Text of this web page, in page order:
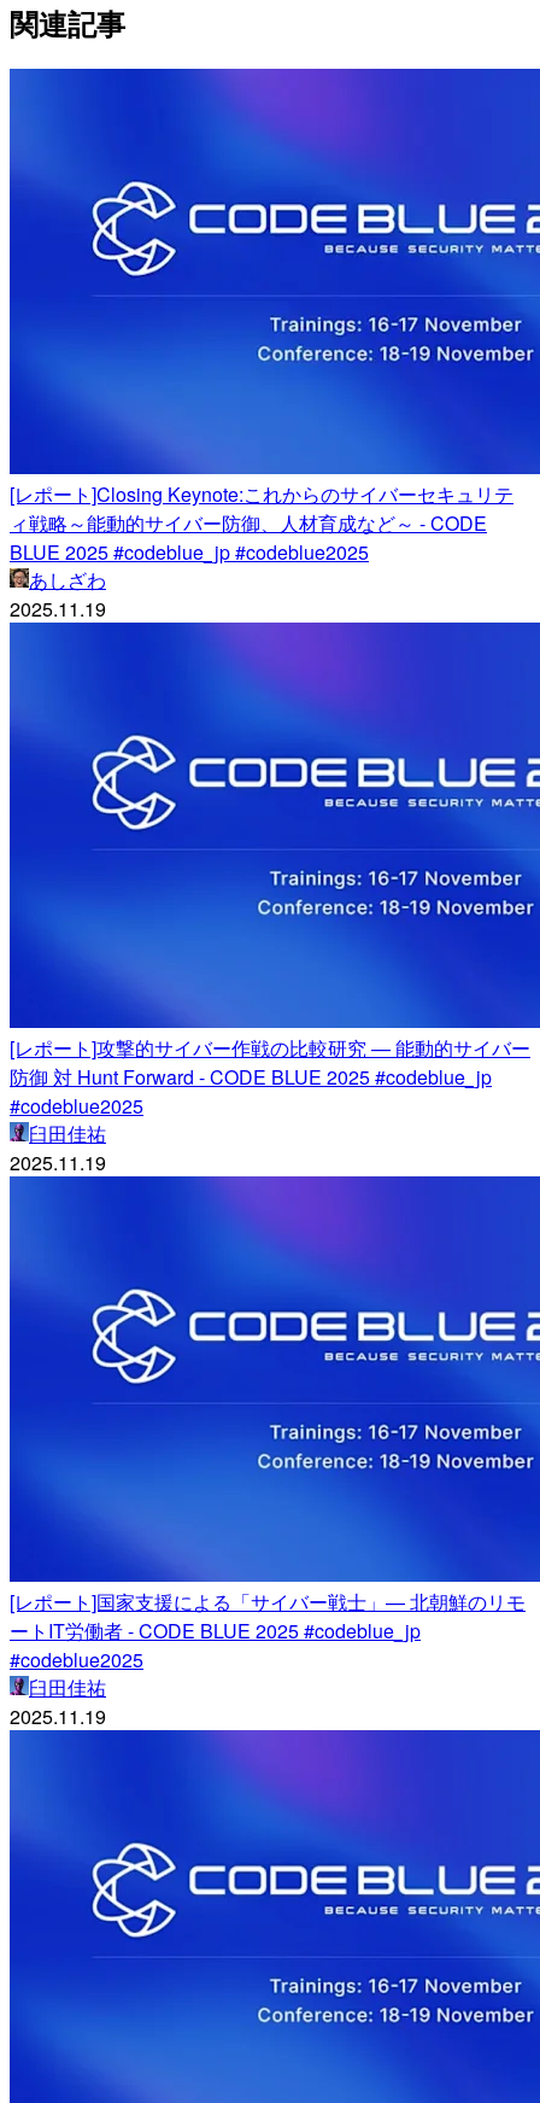
関連記事
[レポート]Closing Keynote:これからのサイバーセキュリテ
ィ戦略～能動的サイバー防御、人材育成など～ - CODE
BLUE 2025 #codeblue_jp #codeblue2025
あしざわ
2025.11.19
[レポート]攻撃的サイバー作戦の比較研究 — 能動的サイバー
防御 対 Hunt Forward - CODE BLUE 2025 #codeblue_jp
#codeblue2025
臼田佳祐
2025.11.19
[レポート]国家支援による「サイバー戦士」— 北朝鮮のリモ
ートIT労働者 - CODE BLUE 2025 #codeblue_jp
#codeblue2025
臼田佳祐
2025.11.19